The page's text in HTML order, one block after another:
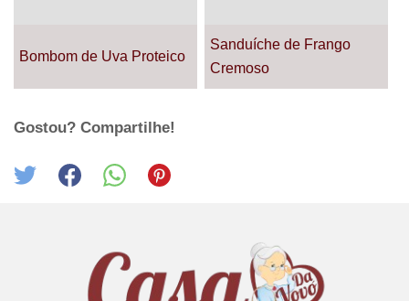
Bombom de Uva Proteico
Sanduíche de Frango
Cremoso
Gostou? Compartilhe!